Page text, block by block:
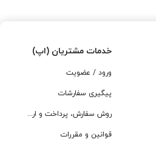
خدمات مشتریان (اپ)
ورود / عضویت
پیگیری سفارشات
روش سفارش، پرداخت و ارسال
قوانین و مقررات